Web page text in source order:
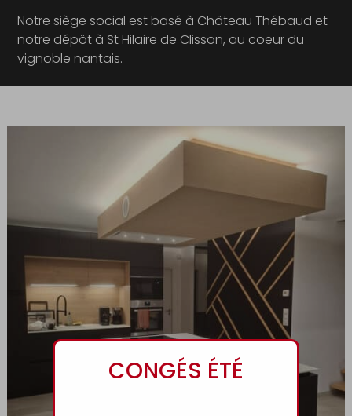
Notre siège social est basé à Château Thébaud et
notre dépôt à St Hilaire de Clisson, au coeur du
vignoble nantais.
CONGÉS ÉTÉ